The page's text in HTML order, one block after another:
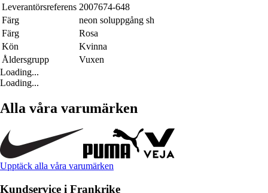
Leverantörsreferens 2007674-648
Färg
neon soluppgång sh
Färg
Rosa
Kön
Kvinna
Åldersgrupp
Vuxen
Loading...
Loading...
Alla våra varumärken
Upptäck alla våra varumärken
Kundservice i Frankrike